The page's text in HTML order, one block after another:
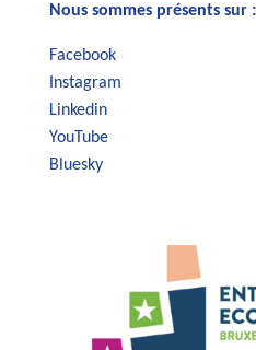
Nous sommes présents sur :
Facebook
Instagram
Linkedin
YouTube
Bluesky